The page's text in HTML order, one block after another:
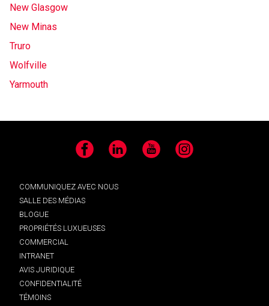
New Glasgow
New Minas
Truro
Wolfville
Yarmouth
Facebook LinkedIn YouTube Instagram
COMMUNIQUEZ AVEC NOUS
SALLE DES MÉDIAS
BLOGUE
PROPRIÉTÉS LUXUEUSES
COMMERCIAL
INTRANET
AVIS JURIDIQUE
CONFIDENTIALITÉ
TÉMOINS